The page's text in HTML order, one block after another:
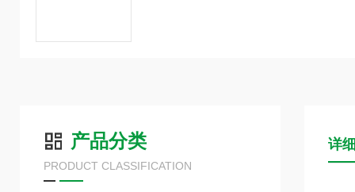
产品分类
PRODUCT CLASSIFICATION
详